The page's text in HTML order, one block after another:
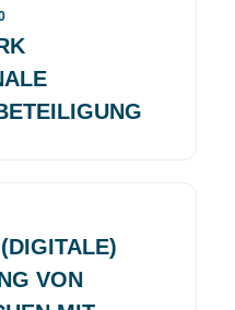
VON